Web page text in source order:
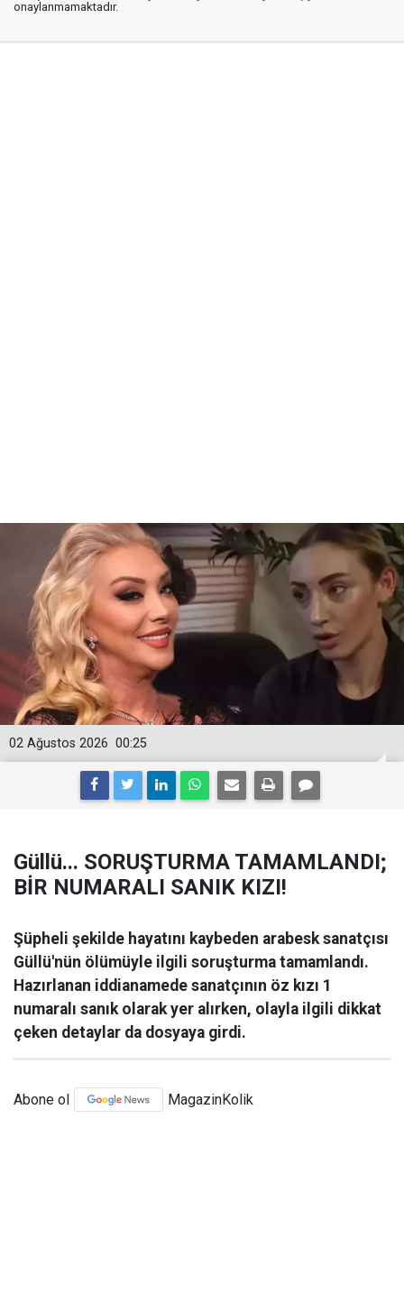
onaylanmamaktadır.
00:25
02 Ağustos 2026
Güllü... SORUŞTURMA TAMAMLANDI;
BİR NUMARALI SANIK KIZI!
Şüpheli şekilde hayatını kaybeden arabesk sanatçısı
Güllü'nün ölümüyle ilgili soruşturma tamamlandı.
Hazırlanan iddianamede sanatçının öz kızı 1
numaralı sanık olarak yer alırken, olayla ilgili dikkat
çeken detaylar da dosyaya girdi.
Abone ol MagazinKolik